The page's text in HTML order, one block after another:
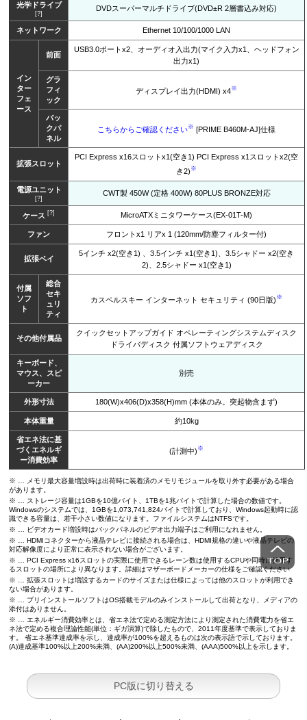
光学ドライブ
[?]
DVDスーパーマルチドライブ(DVD±R 2層書込み対応)
ネットワーク Ethernet 10/100/1000 LAN
イン
ター
フェ
ース
前面
USB3.0ポートx2、オーディオ入出力(マイク入力x1、ヘッドフォン
出力x1)
グラ
フィ
ック
ディスプレイ出力(HDMI) x4※
バッ
クパ
ネル
こちらからご確認ください※ [PRIME B460M-AJ]仕様
拡張スロット
PCI Express x16スロットx1(空き1) PCI Express x1スロットx2(空
き2) ※
電源ユニット
[?]
CWT製 450W (定格 400W) 80PLUS BRONZE対応
ケース [?] MicroATXミニタワーケース(EX-01T-M)
ファン フロントx1 リアx 1 (120mm/防塵フィルター付)
拡張ベイ
5インチ x2(空き1) 、3.5インチ x1(空き1)、3.5シャドー x2(空き
2)、2.5シャドー x1(空き1)
付属
ソフ
ト
総合
セキ
ュリ
ティ
カスペルスキー インターネット セキュリティ (90日版) ※
その他付属品
クイックセットアップガイド オペレーティングシステムディスク
ドライバディスク 付属ソフトウェアディスク
キーボード、
マウス、スピ
ーカー
別売
外形寸法 180(W)x406(D)x358(H)mm (本体のみ。突起物含まず)
本体重量 約10kg
省エネ法に基
づくエネルギ
ー消費効率
(計測中) ※
※ … メモリ最大容量増設時は出荷時に装着済のメモリモジュールを取り外す必要がある場合
があります。
※ … ストレージ容量は1GBを10億バイト、1TBを1兆バイトで計算した場合の数値です。
Windowsのシステムでは、1GBを1,073,741,824バイトで計算しており、Windows起動時に認
識できる容量は、若干小さい数値になります。ファイルシステムはNTFSです。
※ … ビデオカード増設時はバックパネルのビデオ出力端子はご利用になれません。
※ … HDMIコネクターから液晶テレビに接続される場合は、HDMI規格の違いや液晶テレビの
対応解像度により正常に表示されない場合がございます。
※ … PCI Express x16スロットの実際に使用できるレーン数は使用するCPUや同時に使用す
るスロットの場所により異なります。詳細はマザーボードメーカーの仕様をご確認ください
※ … 拡張スロットは増設するカードのサイズまたは仕様によっては他のスロットが利用でき
ない場合があります。
※ … プリインストールソフトはOS搭載モデルのみインストールして出荷となり、メディアの
添付はありません。
※ … エネルギー消費効率とは、省エネ法で定める測定方法により測定された消費電力を省エ
ネ法で定める複合理論性能(単位：ギガ演算)で除したもので、2011年度基準で表示しておりま
す。 省エネ基準達成率を示し、達成率が100%を超えるものは次の表示語で示しております。
(A)達成基準100%以上200%未満、(AA)200%以上500%未満、(AAA)500%以上を示します。
PC版に切り替える